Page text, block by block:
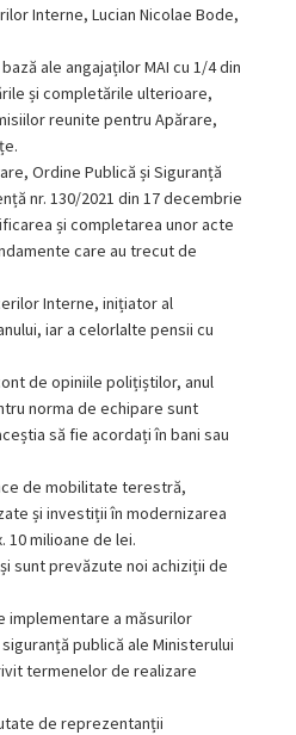
Interne, Lucian Nicolae Bode,
ale angajaților MAI cu 1/4 din
și completările ulterioare,
reunite pentru Apărare,
Ordine Publică și Siguranță
nr. 130/2021 din 17 decembrie
și completarea unor acte
care au trecut de
Interne, inițiator al
iar a celorlalte pensii cu
de opiniile polițiștilor, anul
norma de echipare sunt
să fie acordați în bani sau
de mobilitate terestră,
și investiții în modernizarea
10 milioane de lei.
sunt prevăzute noi achiziții de
implementare a măsurilor
publică ale Ministerului
termenelor de realizare
de reprezentanții